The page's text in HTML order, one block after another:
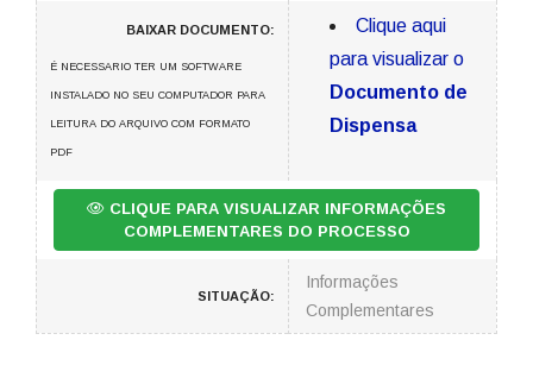
BAIXAR DOCUMENTO:
É NECESSARIO TER UM SOFTWARE
INSTALADO NO SEU COMPUTADOR PARA
LEITURA DO ARQUIVO COM FORMATO
PDF
Clique aqui
para visualizar o
Documento de
Dispensa
CLIQUE PARA VISUALIZAR INFORMAÇÕES
COMPLEMENTARES DO PROCESSO
SITUAÇÃO:
Informações
Complementares